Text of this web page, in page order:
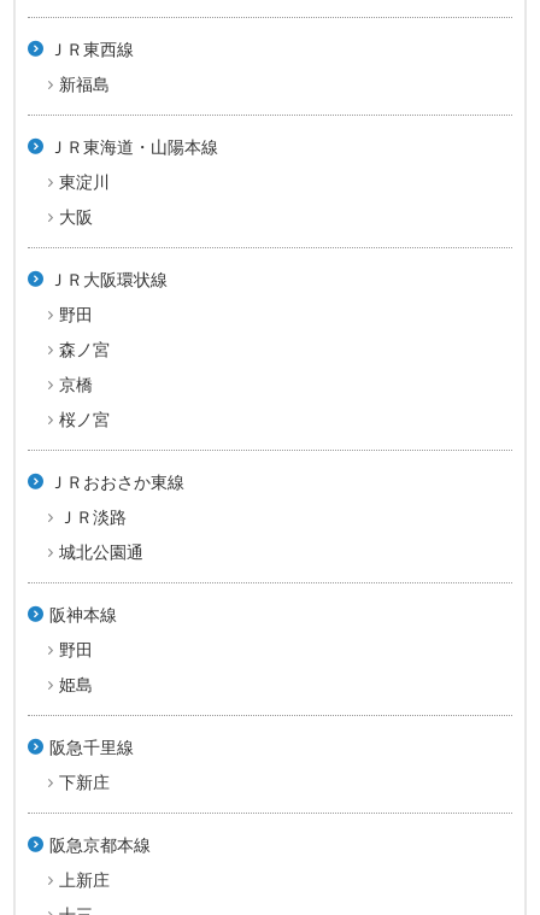
ＪＲ東西線
新福島
ＪＲ東海道・山陽本線
東淀川
大阪
ＪＲ大阪環状線
野田
森ノ宮
京橋
桜ノ宮
ＪＲおおさか東線
ＪＲ淡路
城北公園通
阪神本線
野田
姫島
阪急千里線
下新庄
阪急京都本線
上新庄